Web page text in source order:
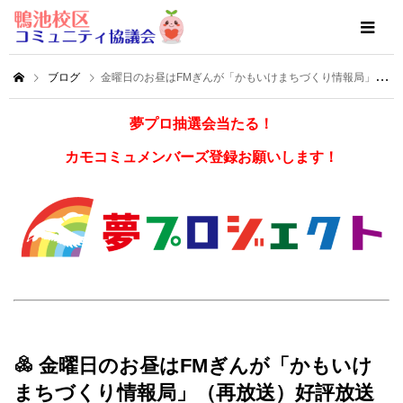
ブログ 金曜日のお昼はFMぎんが「かもいけまちづくり情報局」（再放送）好評放送中！
夢プロ抽選会当たる！
カモコミュメンバーズ登録お願いします！
金曜日のお昼はFMぎんが「かもいけ
まちづくり情報局」（再放送）好評放送